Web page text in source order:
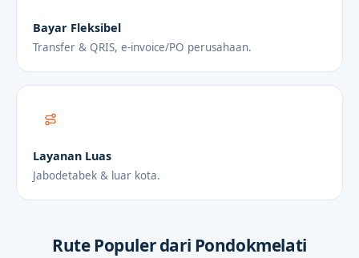
Bayar Fleksibel
Transfer & QRIS, e-invoice/PO perusahaan.
Layanan Luas
Jabodetabek & luar kota.
Rute Populer dari Pondokmelati